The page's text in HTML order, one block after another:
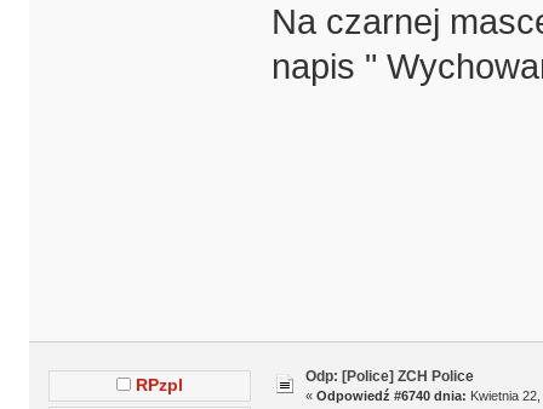
Na czarnej
napis "
RPzpl Odp: [Police] ZCH Police
« Odpowiedź #6740 dnia: Kwietnia